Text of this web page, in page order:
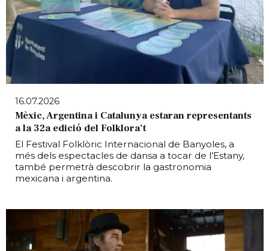
16.07.2026
Mèxic, Argentina i Catalunya estaran representants
a la 32a edició del Folklora’t
El Festival Folklòric Internacional de Banyoles, a
més dels espectacles de dansa a tocar de l’Estany,
també permetrà descobrir la gastronomia
mexicana i argentina.